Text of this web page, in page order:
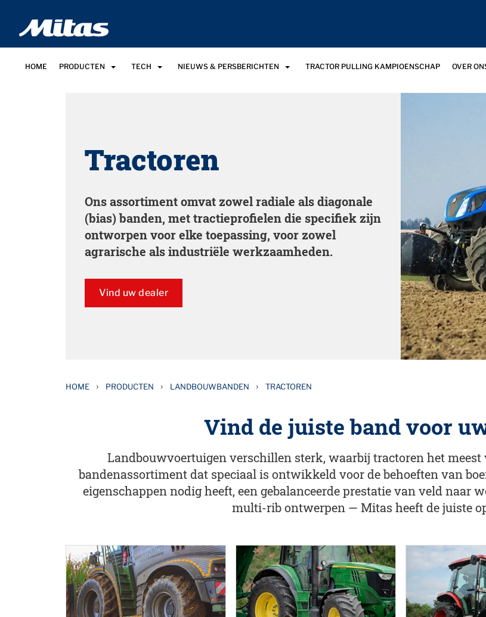
HOME PRODUCTEN TECH NIEUWS & PERSBERICHTEN TRACTOR PULLING KAMPIOENSCHAP OVER
Tractoren
Ons assortiment omvat zowel radiale als diagonale
(bias) banden, met tractieprofielen die specifiek zijn
ontworpen voor elke toepassing, voor zowel
agrarische als industriële werkzaamheden.
Vind uw dealer
HOME › PRODUCTEN › LANDBOUWBANDEN › TRACTOREN
Vind de juiste band voor
Landbouwvoertuigen verschillen sterk, waarbij tractoren het
bandenassortiment dat speciaal is ontwikkeld voor de behoeften van
eigenschappen nodig heeft, een gebalanceerde prestatie van veld naar
multi-rib ontwerpen — Mitas heeft de juiste